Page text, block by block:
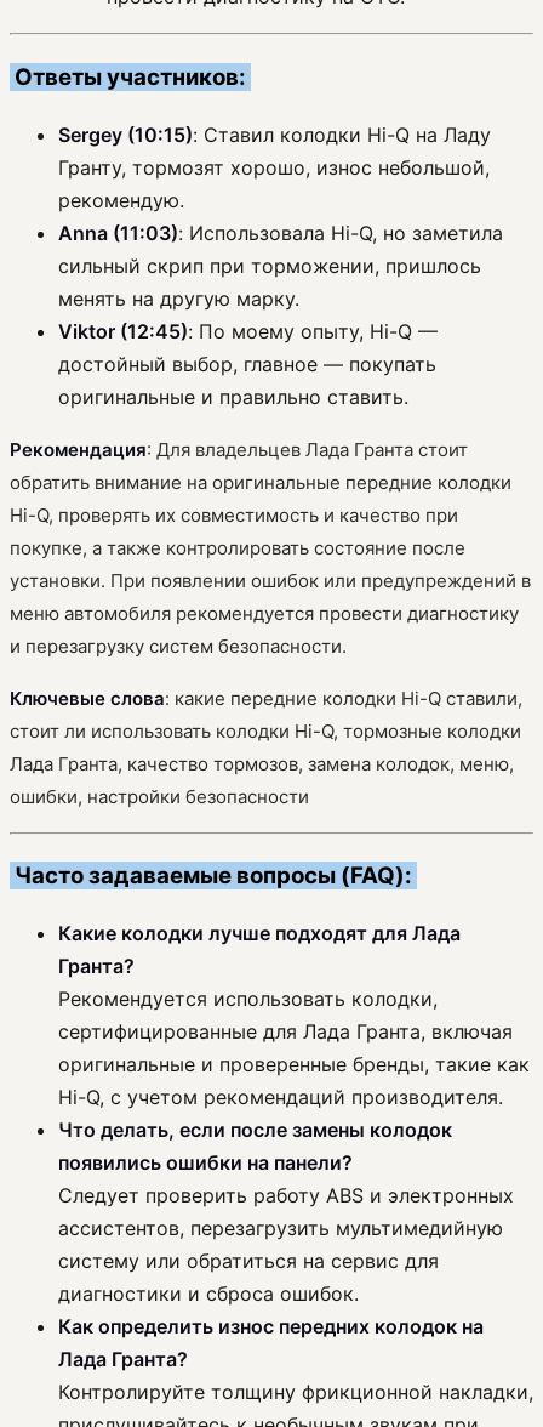
Ответы участников:
Sergey (10:15): Ставил колодки Hi-Q на Ладу
Гранту, тормозят хорошо, износ небольшой,
рекомендую.
Anna (11:03): Использовала Hi-Q, но заметила
сильный скрип при торможении, пришлось
менять на другую марку.
Viktor (12:45): По моему опыту, Hi-Q —
достойный выбор, главное — покупать
оригинальные и правильно ставить.
Рекомендация: Для владельцев Лада Гранта стоит
обратить внимание на оригинальные передние колодки
Hi-Q, проверять их совместимость и качество при
покупке, а также контролировать состояние после
установки. При появлении ошибок или предупреждений в
меню автомобиля рекомендуется провести диагностику
и перезагрузку систем безопасности.
Ключевые слова: какие передние колодки Hi-Q ставили,
стоит ли использовать колодки Hi-Q, тормозные колодки
Лада Гранта, качество тормозов, замена колодок, меню,
ошибки, настройки безопасности
Часто задаваемые вопросы (FAQ):
Какие колодки лучше подходят для Лада
Гранта?
Рекомендуется использовать колодки,
сертифицированные для Лада Гранта, включая
оригинальные и проверенные бренды, такие как
Hi-Q, с учетом рекомендаций производителя.
Что делать, если после замены колодок
появились ошибки на панели?
Следует проверить работу ABS и электронных
ассистентов, перезагрузить мультимедийную
систему или обратиться на сервис для
диагностики и сброса ошибок.
Как определить износ передних колодок на
Лада Гранта?
Контролируйте толщину фрикционной накладки,